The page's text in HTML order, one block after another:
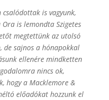
csalódottak is vagyunk,
is lemondta Szigetes
megtettünk az utolsó
sajnos a hónapokkal
ellenére mindketten
nincs ok,
hogy a Macklemore &
előadókat hozzunk el